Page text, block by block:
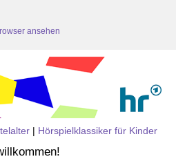
ansehen
| Hörspielklassiker für Kinder